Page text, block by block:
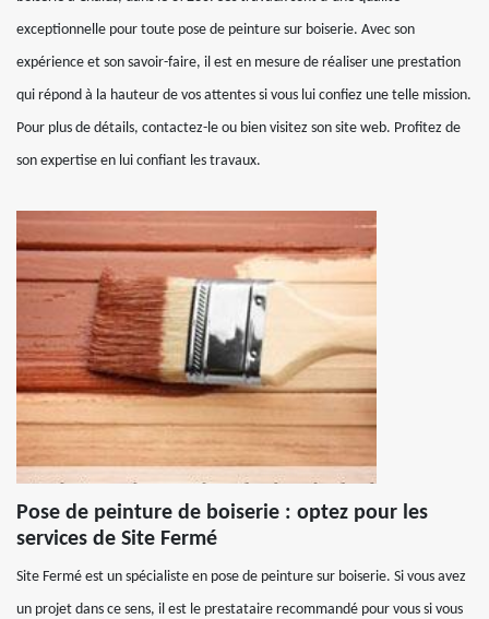
exceptionnelle pour toute pose de peinture sur boiserie. Avec son
expérience et son savoir-faire, il est en mesure de réaliser une prestation
qui répond à la hauteur de vos attentes si vous lui confiez une telle mission.
Pour plus de détails, contactez-le ou bien visitez son site web. Profitez de
son expertise en lui confiant les travaux.
Pose de peinture de boiserie : optez pour les
services de Site Fermé
Site Fermé est un spécialiste en pose de peinture sur boiserie. Si vous avez
un projet dans ce sens, il est le prestataire recommandé pour vous si vous